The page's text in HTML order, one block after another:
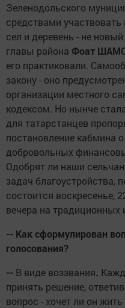
Зеленодольского
средствами
сел и деревень - не
главы района Фоат
его практиковали.
закону - оно
организации местного
кодексом. Но нынче
для татарстанцев
постановление кабмина
добровольных
Одобрят ли наши
задач благоустройства,
состоится воскресенье,
вечера на традиционных
-- Как сформулирован
голосования?
-- В виде воззвания.
принять решение,
вопрос - хочет ли он